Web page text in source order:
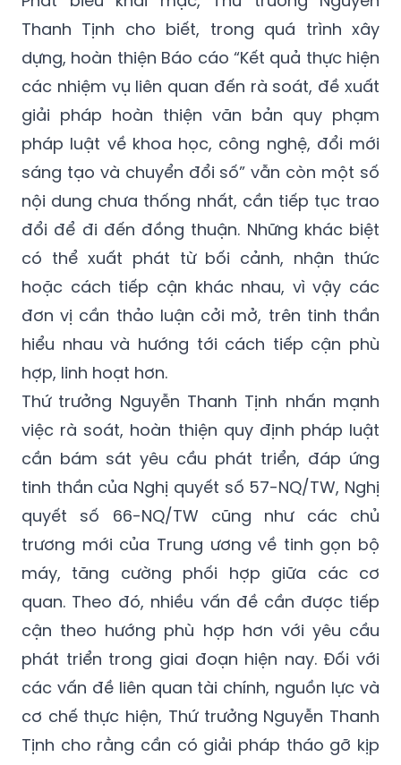
Phát biểu khai mạc, Thứ trưởng Nguyễn
Thanh Tịnh cho biết, trong quá trình xây
dựng, hoàn thiện Báo cáo “Kết quả thực hiện
các nhiệm vụ liên quan đến rà soát, đề xuất
giải pháp hoàn thiện văn bản quy phạm
pháp luật về khoa học, công nghệ, đổi mới
sáng tạo và chuyển đổi số” vẫn còn một số
nội dung chưa thống nhất, cần tiếp tục trao
đổi để đi đến đồng thuận. Những khác biệt
có thể xuất phát từ bối cảnh, nhận thức
hoặc cách tiếp cận khác nhau, vì vậy các
đơn vị cần thảo luận cởi mở, trên tinh thần
hiểu nhau và hướng tới cách tiếp cận phù
hợp, linh hoạt hơn.
Thứ trưởng Nguyễn Thanh Tịnh nhấn mạnh
việc rà soát, hoàn thiện quy định pháp luật
cần bám sát yêu cầu phát triển, đáp ứng
tinh thần của Nghị quyết số 57-NQ/TW, Nghị
quyết số 66-NQ/TW cũng như các chủ
trương mới của Trung ương về tinh gọn bộ
máy, tăng cường phối hợp giữa các cơ
quan. Theo đó, nhiều vấn đề cần được tiếp
cận theo hướng phù hợp hơn với yêu cầu
phát triển trong giai đoạn hiện nay. Đối với
các vấn đề liên quan tài chính, nguồn lực và